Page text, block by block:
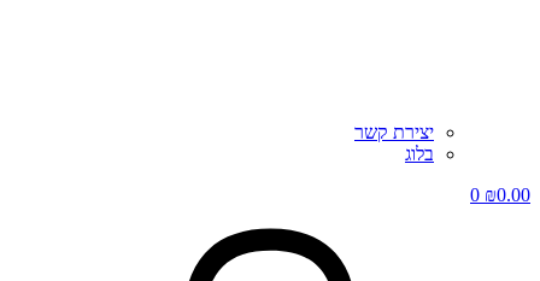
יצירת קשר
בלוג
₪0.00
0